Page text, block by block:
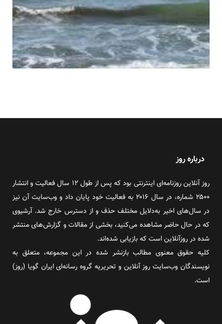
درباره روز
روز آنلاین روزنامه‌ای اینترنتی بود که پس از طول ۱۲ سال فعالیت و انتشار
۲۵۰۰ شماره، در سال ۲۰۱۶ به فعالیت خود پایان داد و وب‌سایت آن نیز
در سال‌های اخیر به‌دلایل مختلف حذف و از دسترس خارج شد. آرشیوی
که در حال حاضر مشاهده می‌کنید، بخشی از مقالات و گزارش‌های منتشر
شده در روزآنلاین است که بازیابی شده‌اند.
کلیه حقوق معنوی مطالب بازنشر شده در این مجموعه، متعلق به
نویسندگان وب‌سایت روز آنلاین و تحریریه گروه رسانه‌ای ایران گویا (روز)
است.